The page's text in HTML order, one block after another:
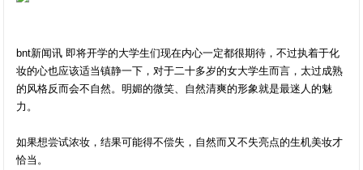
bnt新闻讯 即将开学的大学生们现在内心一定都很期待，不过执着于化
妆的心也应该适当镇静一下，对于二十多岁的女大学生而言，太过成熟
的风格反而会不自然。明媚的微笑、自然清爽的形象就是最迷人的魅
力。
如果想尝试浓妆，结果可能得不偿失，自然而又不失亮点的生机美妆才
恰当。